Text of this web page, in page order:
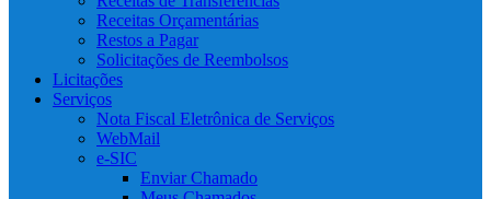
Receitas Orçamentárias
Restos a Pagar
Solicitações de Reembolsos
Licitações
Serviços
Nota Fiscal Eletrônica de Serviços
WebMail
e-SIC
Enviar Chamado